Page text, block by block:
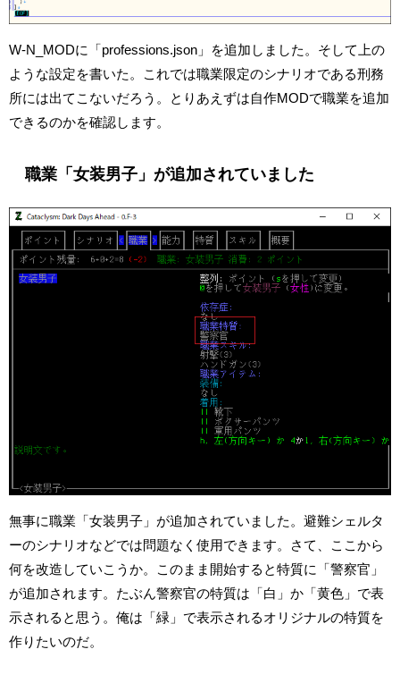
W-N_MODに「professions.json」を追加しました。そして上の
ような設定を書いた。これでは職業限定のシナリオである刑務
所には出てこないだろう。とりあえずは自作MODで職業を追加
できるのかを確認します。
職業「女装男子」が追加されていました
無事に職業「女装男子」が追加されていました。避難シェルタ
ーのシナリオなどでは問題なく使用できます。さて、ここから
何を改造していこうか。このまま開始すると特質に「警察官」
が追加されます。たぶん警察官の特質は「白」か「黄色」で表
示されると思う。俺は「緑」で表示されるオリジナルの特質を
作りたいのだ。